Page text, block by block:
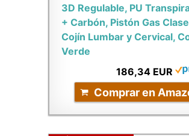
3D Regulable, PU
+ Carbón, Pistón Gas
Cojín Lumbar y Cervical,
Verde
186,34 EUR
Comprar en